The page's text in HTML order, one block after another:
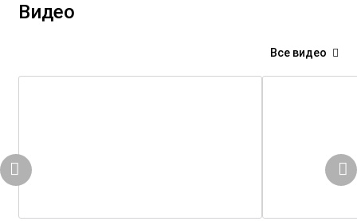
Видео
Все видео